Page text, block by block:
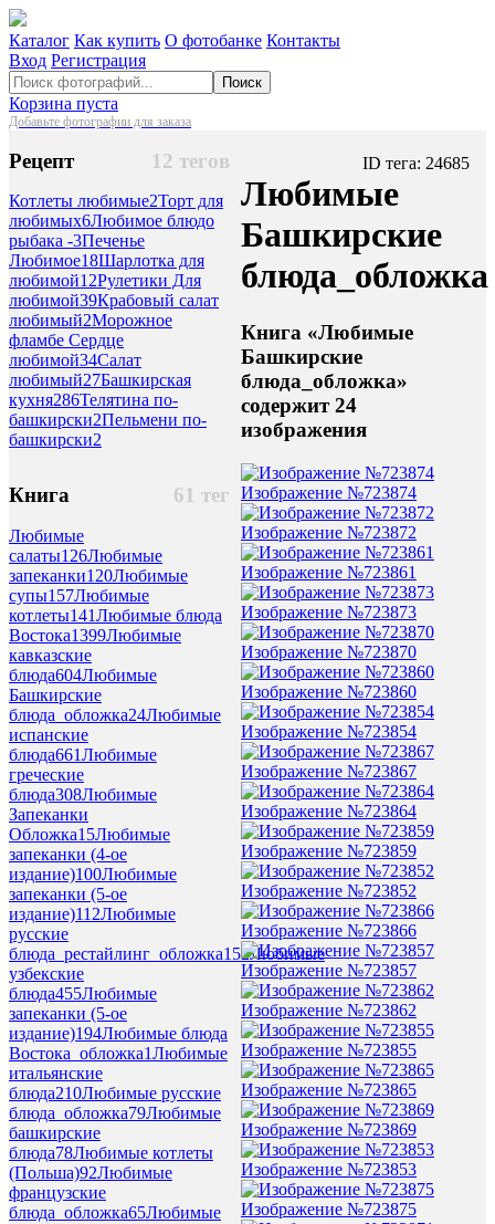
Каталог Как купить О фотобанке Контакты
Вход Регистрация
Поиск
Корзина пуста
Добавьте фотографии для заказа
12 тегов
Рецепт
Котлеты любимые2Торт для
любимых6Любимое блюдо
рыбака -3Печенье
Любимое18Шарлотка для
любимой12Рулетики Для
любимой39Крабовый салат
любимый2Морожное
фламбе Сердце
любимой34Салат
любимый27Башкирская
кухня286Телятина по-
башкирски2Пельмени по-
башкирски2
61 тег
Книга
Любимые
салаты126Любимые
запеканки120Любимые
супы157Любимые
котлеты141Любимые блюда
Востока1399Любимые
кавказские
блюда604Любимые
Башкирские
блюда_обложка24Любимые
испанские
блюда661Любимые
греческие
блюда308Любимые
Запеканки
Обложка15Любимые
запеканки (4-ое
издание)100Любимые
запеканки (5-ое
издание)112Любимые
русские
блюда_рестайлинг_обложка152Любимые
узбекские
блюда455Любимые
запеканки (5-ое
издание)194Любимые блюда
Востока_обложка1Любимые
итальянские
блюда210Любимые русские
блюда_обложка79Любимые
башкирские
блюда78Любимые котлеты
(Польша)92Любимые
французские
блюда_обложка65Любимые
ID тега: 24685
Любимые
Башкирские
блюда_обложка
Книга «Любимые
Башкирские
блюда_обложка»
содержит 24
изображения
Изображение №723874
Изображение №723872
Изображение №723861
Изображение №723873
Изображение №723870
Изображение №723860
Изображение №723854
Изображение №723867
Изображение №723864
Изображение №723859
Изображение №723852
Изображение №723866
Изображение №723857
Изображение №723862
Изображение №723855
Изображение №723865
Изображение №723869
Изображение №723853
Изображение №723875